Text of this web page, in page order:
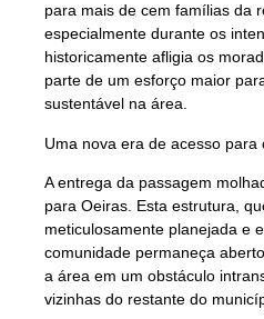
para mais de cem famílias da
especialmente durante os
historicamente afligia os
parte de um esforço maior
sustentável na área.
Uma nova era de acesso
A entrega da passagem
para Oeiras. Esta estrutura,
meticulosamente planejada e
comunidade permaneça
a área em um obstáculo
vizinhas do restante do